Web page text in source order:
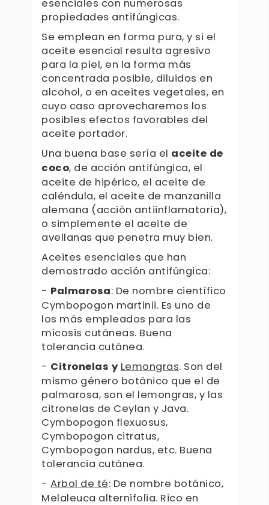
esenciales con numerosas
propiedades antifúngicas.
Se emplean en forma pura, y si el
aceite esencial resulta agresivo
para la piel, en la forma más
concentrada posible, diluidos en
alcohol, o en aceites vegetales, en
cuyo caso aprovecharemos los
posibles efectos favorables del
aceite portador.
Una buena base sería el aceite de
coco, de acción antifúngica, el
aceite de hipérico, el aceite de
caléndula, el aceite de manzanilla
alemana (acción antiinflamatoria),
o simplemente el aceite de
avellanas que penetra muy bien.
Aceites esenciales que han
demostrado acción antifúngica:
- Palmarosa: De nombre científico
Cymbopogon martinii. Es uno de
los más empleados para las
micosis cutáneas. Buena
tolerancia cutánea.
- Citronelas yLemongras. Son del
mismo género botánico que el de
palmarosa, son el lemongras, y las
citronelas de Ceylan y Java.
Cymbopogon flexuosus,
Cymbopogon citratus,
Cymbopogon nardus, etc. Buena
tolerancia cutánea.
-Arbol de té: De nombre botánico,
Melaleuca alternifolia. Rico en